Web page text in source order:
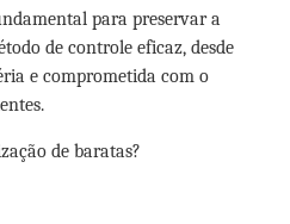
para preservar a
de controle eficaz, desde
e comprometida com o
de baratas?